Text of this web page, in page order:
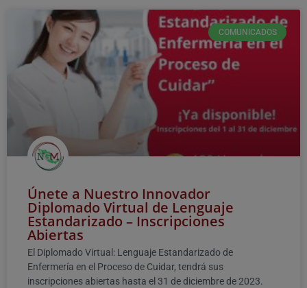
COMUNICADOS
Únete a Nuestro Innovador
Diplomado Virtual de Lenguaje
Estandarizado – Inscripciones
Abiertas
El Diplomado Virtual: Lenguaje Estandarizado de
Enfermería en el Proceso de Cuidar, tendrá sus
inscripciones abiertas hasta el 31 de diciembre de 2023.